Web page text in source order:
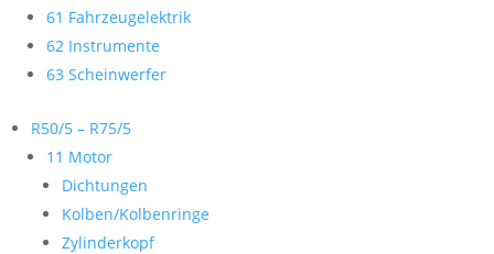
61 Fahrzeugelektrik
62 Instrumente
63 Scheinwerfer
R50/5 – R75/5
11 Motor
Dichtungen
Kolben/Kolbenringe
Zylinderkopf